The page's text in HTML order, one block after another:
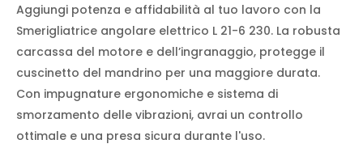
Aggiungi potenza e affidabilità al tuo lavoro con la
Smerigliatrice angolare elettrico L 21-6 230. La robusta
carcassa del motore e dell’ingranaggio, protegge il
cuscinetto del mandrino per una maggiore durata.
Con impugnature ergonomiche e sistema di
smorzamento delle vibrazioni, avrai un controllo
ottimale e una presa sicura durante l'uso.